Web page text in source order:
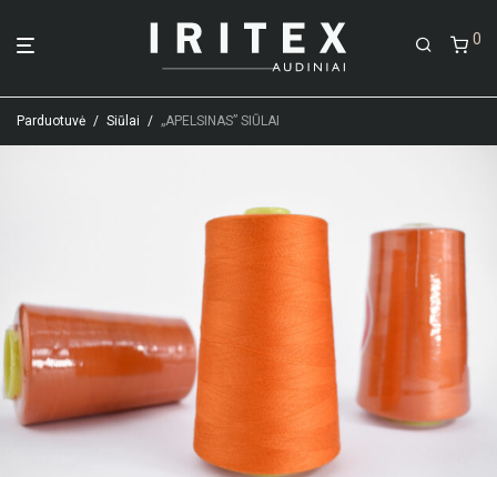
0
Parduotuvė / Siūlai / „APELSINAS” SIŪLAI